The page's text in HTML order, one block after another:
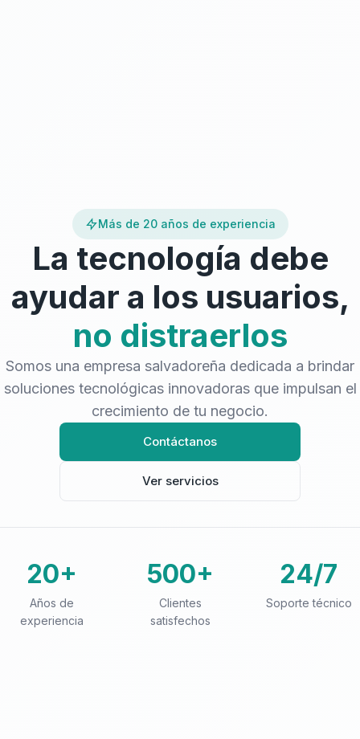
Más de 20 años de experiencia
La tecnología debe
ayudar a los usuarios,
no distraerlos
Somos una empresa salvadoreña dedicada a brindar
soluciones tecnológicas innovadoras que impulsan el
crecimiento de tu negocio.
Contáctanos
Ver servicios
20+
Años de
experiencia
500+
Clientes
satisfechos
24/7
Soporte técnico